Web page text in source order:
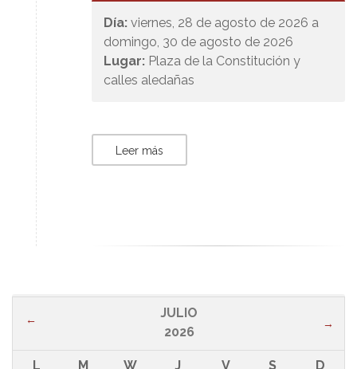
Día: viernes, 28 de agosto de 2026 a
domingo, 30 de agosto de 2026
Lugar: Plaza de la Constitución y
calles aledañas
Leer más
← →
JULIO
2026
L M W J V S D